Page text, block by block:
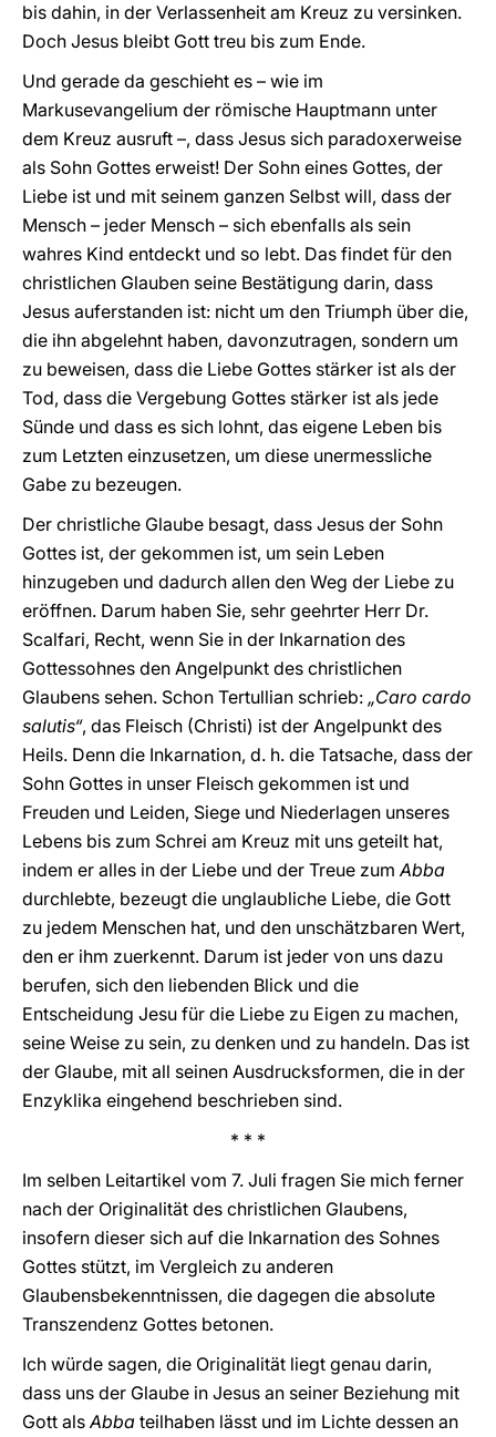
bis dahin, in der Verlassenheit am Kreuz zu versinken.
Doch Jesus bleibt Gott treu bis zum Ende.
Und gerade da geschieht es – wie im
Markusevangelium der römische Hauptmann unter
dem Kreuz ausruft –, dass Jesus sich paradoxerweise
als Sohn Gottes erweist! Der Sohn eines Gottes, der
Liebe ist und mit seinem ganzen Selbst will, dass der
Mensch – jeder Mensch – sich ebenfalls als sein
wahres Kind entdeckt und so lebt. Das findet für den
christlichen Glauben seine Bestätigung darin, dass
Jesus auferstanden ist: nicht um den Triumph über die,
die ihn abgelehnt haben, davonzutragen, sondern um
zu beweisen, dass die Liebe Gottes stärker ist als der
Tod, dass die Vergebung Gottes stärker ist als jede
Sünde und dass es sich lohnt, das eigene Leben bis
zum Letzten einzusetzen, um diese unermessliche
Gabe zu bezeugen.
Der christliche Glaube besagt, dass Jesus der Sohn
Gottes ist, der gekommen ist, um sein Leben
hinzugeben und dadurch allen den Weg der Liebe zu
eröffnen. Darum haben Sie, sehr geehrter Herr Dr.
Scalfari, Recht, wenn Sie in der Inkarnation des
Gottessohnes den Angelpunkt des christlichen
Glaubens sehen. Schon Tertullian schrieb: „Caro cardo
salutis“, das Fleisch (Christi) ist der Angelpunkt des
Heils. Denn die Inkarnation, d. h. die Tatsache, dass der
Sohn Gottes in unser Fleisch gekommen ist und
Freuden und Leiden, Siege und Niederlagen unseres
Lebens bis zum Schrei am Kreuz mit uns geteilt hat,
indem er alles in der Liebe und der Treue zumAbba
durchlebte, bezeugt die unglaubliche Liebe, die Gott
zu jedem Menschen hat, und den unschätzbaren Wert,
den er ihm zuerkennt. Darum ist jeder von uns dazu
berufen, sich den liebenden Blick und die
Entscheidung Jesu für die Liebe zu Eigen zu machen,
seine Weise zu sein, zu denken und zu handeln. Das ist
der Glaube, mit all seinen Ausdrucksformen, die in der
Enzyklika eingehend beschrieben sind.
* * *
Im selben Leitartikel vom 7. Juli fragen Sie mich ferner
nach der Originalität des christlichen Glaubens,
insofern dieser sich auf die Inkarnation des Sohnes
Gottes stützt, im Vergleich zu anderen
Glaubensbekenntnissen, die dagegen die absolute
Transzendenz Gottes betonen.
Ich würde sagen, die Originalität liegt genau darin,
dass uns der Glaube in Jesus an seiner Beziehung mit
Gott alsAbba teilhaben lässt und im Lichte dessen an